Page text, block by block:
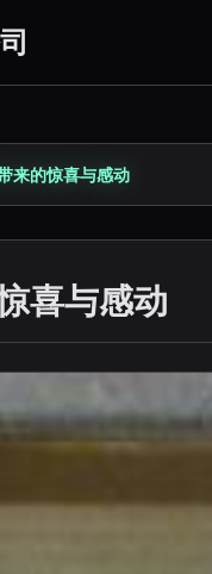
来的惊喜与感动
喜与感动